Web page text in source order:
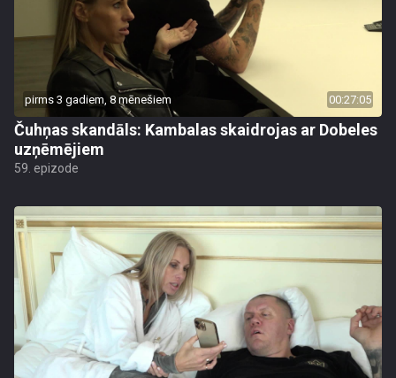
pirms 3 gadiem, 8 mēnešiem 00:27:05
Čuhņas skandāls: Kambalas skaidrojas ar Dobeles
uzņēmējiem
59. epizode